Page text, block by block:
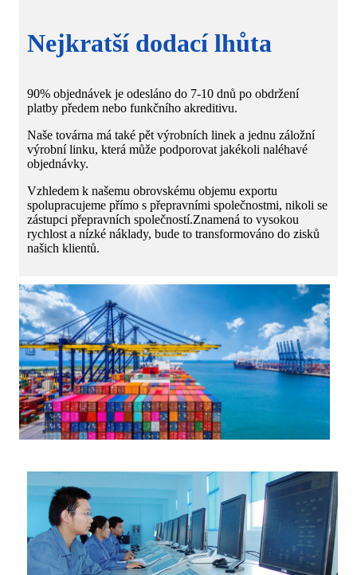
Nejkratší dodací lhůta
90% objednávek je odesláno do 7-10 dnů po obdržení
platby předem nebo funkčního akreditivu.
Naše továrna má také pět výrobních linek a jednu záložní
výrobní linku, která může podporovat jakékoli naléhavé
objednávky.
Vzhledem k našemu obrovskému objemu exportu
spolupracujeme přímo s přepravními společnostmi, nikoli se
zástupci přepravních společností.Znamená to vysokou
rychlost a nízké náklady, bude to transformováno do zisků
našich klientů.